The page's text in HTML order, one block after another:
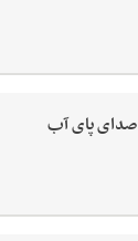
صدای پای آب